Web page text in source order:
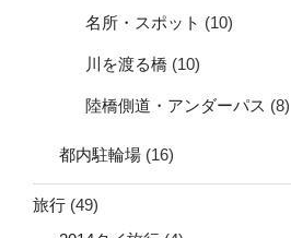
名所・スポット (10)
川を渡る橋 (10)
陸橋側道・アンダーパス (8)
都内駐輪場 (16)
旅行 (49)